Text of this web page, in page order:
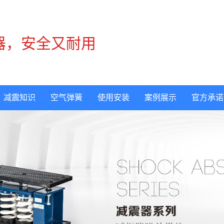
，安全又耐用
减震知识 空气弹簧 使用安装 案例展示 官方承诺